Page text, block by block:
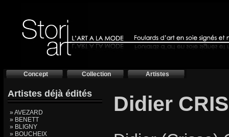
Concept Collection Artistes
Artistes déjà édités
» AVEZARD
» BENETT
» BLIGNY
» BOUCHEIX
Didier